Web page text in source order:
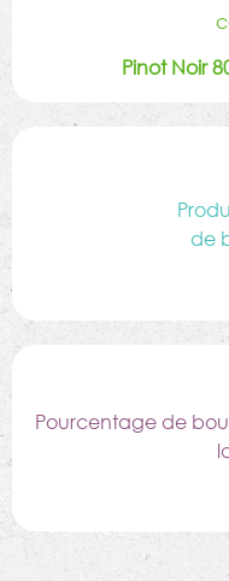
Pinot Noir
de
Pourcentage de